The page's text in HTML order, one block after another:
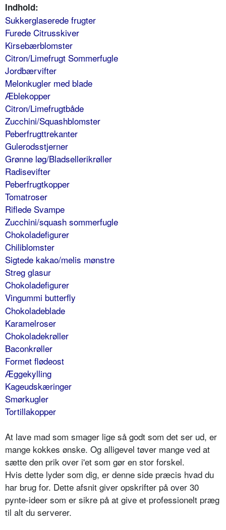
Indhold:
Sukkerglaserede frugter
Furede Citrusskiver
Kirsebærblomster
Citron/Limefrugt Sommerfugle
Jordbærvifter
Melonkugler med blade
Æblekopper
Citron/Limefrugtbåde
Zucchini/Squashblomster
Peberfrugttrekanter
Gulerodsstjerner
Grønne løg/Bladsellerikrøller
Radisevifter
Peberfrugtkopper
Tomatroser
Riflede Svampe
Zucchini/squash sommerfugle
Chokoladefigurer
Chiliblomster
Sigtede kakao/melis mønstre
Streg glasur
Chokoladefigurer
Vingummi butterfly
Chokoladeblade
Karamelroser
Chokoladekrøller
Baconkrøller
Formet flødeost
Æggekylling
Kageudskæringer
Smørkugler
Tortillakopper
At lave mad som smager lige så godt som det ser ud, er
mange kokkes ønske. Og alligevel tøver mange ved at
sætte den prik over i'et som gør en stor forskel.
Hvis dette lyder som dig, er denne side præcis hvad du
har brug for. Dette afsnit giver opskrifter på over 30
pynte-ideer som er sikre på at give et professionelt præg
til alt du serverer.